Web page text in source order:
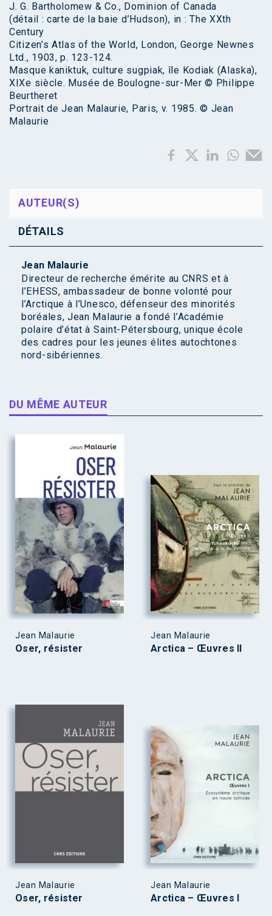
J. G. Bartholomew & Co., Dominion of Canada
(détail : carte de la baie d’Hudson), in : The XXth
Century
Citizen’s Atlas of the World, London, George Newnes
Ltd., 1903, p. 123-124.
Masque kaniktuk, culture sugpiak, île Kodiak (Alaska),
XIXe siècle. Musée de Boulogne-sur-Mer © Philippe
Beurtheret
Portrait de Jean Malaurie, Paris, v. 1985. © Jean
Malaurie
AUTEUR(S)
DÉTAILS
Jean Malaurie
Directeur de recherche émérite au CNRS et à
l’EHESS, ambassadeur de bonne volonté pour
l’Arctique à l’Unesco, défenseur des minorités
boréales, Jean Malaurie a fondé l’Académie
polaire d’état à Saint-Pétersbourg, unique école
des cadres pour les jeunes élites autochtones
nord-sibériennes.
DU MÊME AUTEUR
Jean Malaurie
Oser, résister
Jean Malaurie
Arctica – Œuvres II
Jean Malaurie
Oser, résister
Jean Malaurie
Arctica – Œuvres I